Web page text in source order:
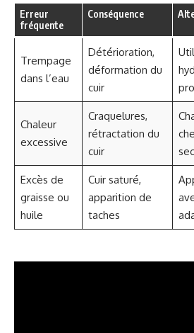
Erreur
fréquente
Conséquence
Trempage
dans l’eau
Détérioration,
déformation du
cuir
Chaleur
excessive
Craquelures,
rétractation du
cuir
sec
Excès de
graisse ou
huile
Cuir saturé,
apparition de
taches